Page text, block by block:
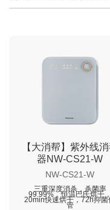
【大消帮】紫外线
器NW-CS21-W
NW-CS21-W
三重深度消杀，杀菌率
99.99%，恒温巴氏烘干，
20min快速烘干，72h抑菌
管